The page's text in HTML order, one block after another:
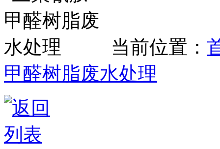
当前位置：
甲醛树脂废水处理